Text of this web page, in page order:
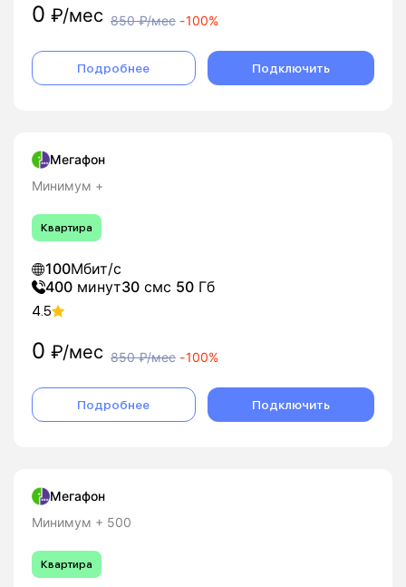
0 ₽/мес 850₽/мес -100%
Подробнее Подключить
Мегафон
Минимум +
Квартира
100Мбит/с
400 минут30 смс 50 Гб
4.5
0 ₽/мес 850₽/мес -100%
Подробнее Подключить
Мегафон
Минимум + 500
Квартира